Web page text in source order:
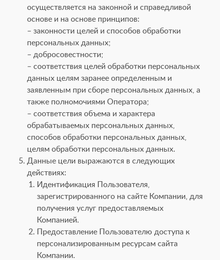
осуществляется на законной и справедливой
основе и на основе принципов:
– законности целей и способов обработки
персональных данных;
– добросовестности;
– соответствия целей обработки персональных
данных целям заранее определенным и
заявленным при сборе персональных данных, а
также полномочиями Оператора;
– соответствия объема и характера
обрабатываемых персональных данных,
способов обработки персональных данных,
целям обработки персональных данных.
Данные цели выражаются в следующих
действиях:
Идентификация Пользователя,
зарегистрированного на сайте Компании, для
получения услуг предоставляемых
Компанией.
Предоставление Пользователю доступа к
персонализированным ресурсам сайта
Компании.